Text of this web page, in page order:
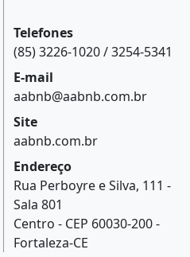
Telefones
(85) 3226-1020 / 3254-5341
E-mail
aabnb@aabnb.com.br
Site
aabnb.com.br
Endereço
Rua Perboyre e Silva, 111 -
Sala 801
Centro - CEP 60030-200 -
Fortaleza-CE